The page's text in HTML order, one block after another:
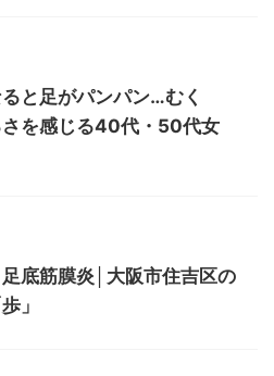
と足がパンパン…むく
を感じる40代・50代女
足底筋膜炎│大阪市住吉区の
」